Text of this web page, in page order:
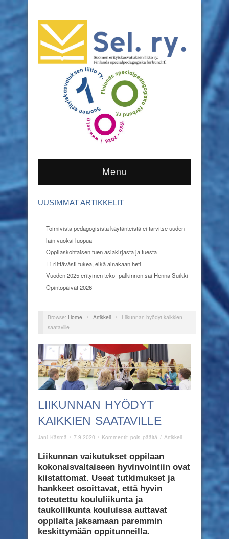
Menu
UUSIMMAT ARTIKKELIT
Toimivista pedagogisista käytänteistä ei tarvitse uuden
lain vuoksi luopua
Oppilaskohtaisen tuen asiakirjasta ja tuesta
Ei riittävästi tukea, eikä ainakaan heti
Vuoden 2025 erityinen teko -palkinnon sai Henna Suikki
Opintopäivät 2026
Browse: Home / Artikkeli /
Liikunnan hyödyt kaikkien
saataville
LIIKUNNAN HYÖDYT
KAIKKIEN SAATAVILLE
Jani Käsmä / 7.9.2020 / Kommentit pois päältä artikkelissa
hyödyt
kaikkien
saataville
/ Artikkeli
Liikunnan vaikutukset oppilaan
kokonaisvaltaiseen hyvinvointiin ovat
kiistattomat. Useat tutkimukset ja
hankkeet osoittavat, että hyvin
toteutettu koululiikunta ja
taukoliikunta kouluissa auttavat
oppilaita jaksamaan paremmin
keskittymään oppitunneilla.